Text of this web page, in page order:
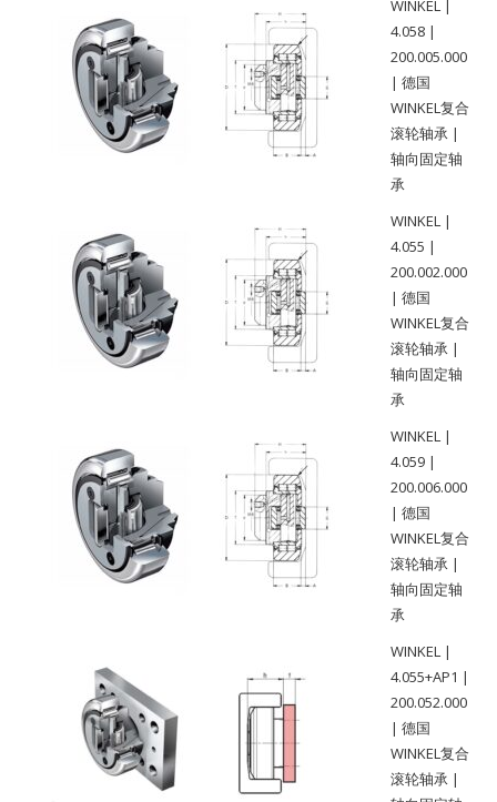
WINKEL |
4.058 |
200.005.000
| 德国
WINKEL复合
滚轮轴承 |
轴向固定轴
承
WINKEL |
4.055 |
200.002.000
| 德国
WINKEL复合
滚轮轴承 |
轴向固定轴
承
WINKEL |
4.059 |
200.006.000
| 德国
WINKEL复合
滚轮轴承 |
轴向固定轴
承
WINKEL |
4.055+AP1 |
200.052.000
| 德国
WINKEL复合
滚轮轴承 |